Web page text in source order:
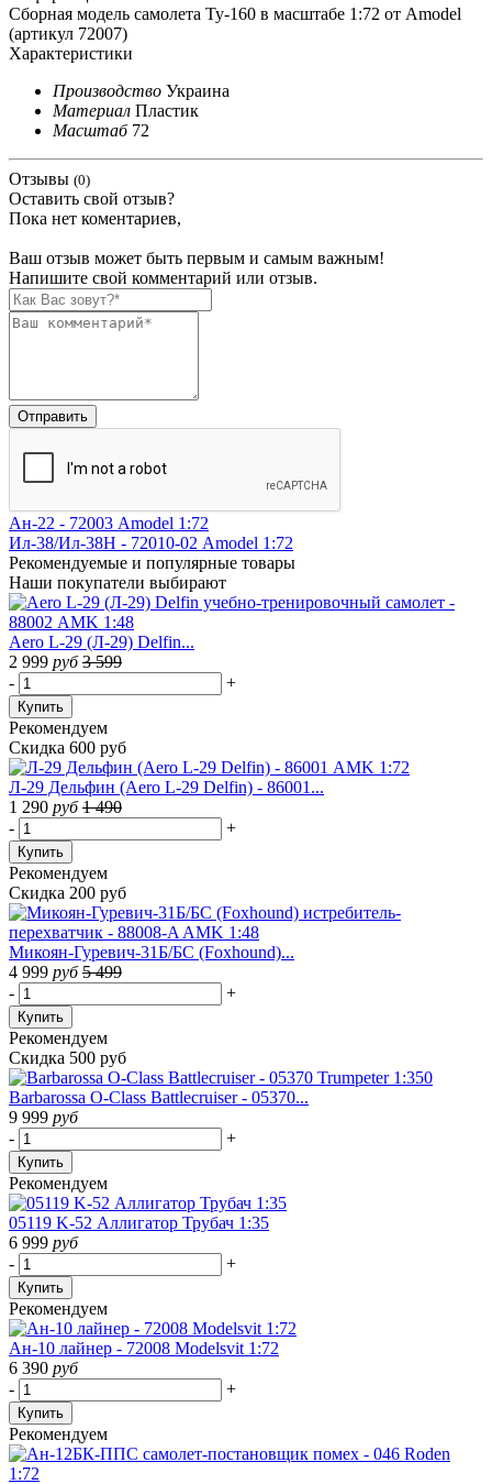
Сборная модель самолета Ту-160 в масштабе 1:72 от Amodel
(артикул 72007)
Характеристики
Производство Украина
Материал Пластик
Масштаб 72
Отзывы (0)
Оставить свой отзыв?
Пока нет коментариев,
Ваш отзыв может быть первым и самым важным!
Напишите свой комментарий или отзыв.
Ан-22 - 72003 Amodel 1:72
Ил-38/Ил-38Н - 72010-02 Amodel 1:72
Рекомендуемые и популярные товары
Наши покупатели выбирают
Aero L-29 (Л-29) Delfin...
2 999 руб 3 599
-
+
Купить
Рекомендуем
Скидка 600 руб
Л-29 Дельфин (Aero L-29 Delfin) - 86001...
1 290 руб 1 490
-
+
Купить
Рекомендуем
Скидка 200 руб
Микоян-Гуревич-31Б/БС (Foxhound)...
4 999 руб 5 499
-
+
Купить
Рекомендуем
Скидка 500 руб
Barbarossa O-Class Battlecruiser - 05370...
9 999 руб
-
+
Купить
Рекомендуем
05119 K-52 Аллигатор Трубач 1:35
6 999 руб
-
+
Купить
Рекомендуем
Ан-10 лайнер - 72008 Modelsvit 1:72
6 390 руб
-
+
Купить
Рекомендуем